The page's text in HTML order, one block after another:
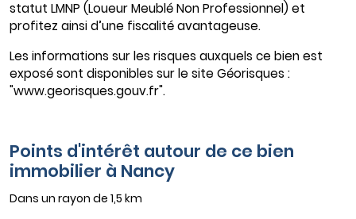
statut LMNP (Loueur Meublé Non Professionnel) et
profitez ainsi d’une fiscalité avantageuse.
Les informations sur les risques auxquels ce bien est
exposé sont disponibles sur le site Géorisques :
"www.georisques.gouv.fr".
Points d'intérêt autour de ce bien
immobilier à Nancy
Dans un rayon de 1,5 km